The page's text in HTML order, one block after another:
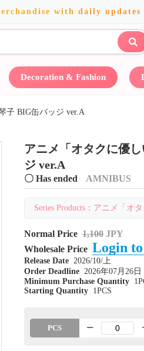
with daily updates
Decoration & Fashion
子 BIG缶バッジ ver.A
アニメ「オタクに優
ジ ver.A
〇 Has ended AMNIBUS
Series Products：アニメ「オ
Normal Price 1,100 JPY
Wholesale Price Login
Release Date 2026/10/上
Order Deadline 2026年07月26日
Minimum Purchase Quantity
Starting Quantity
1PCS
PCS